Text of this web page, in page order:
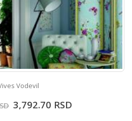
Vodevil
3,792.70 RSD